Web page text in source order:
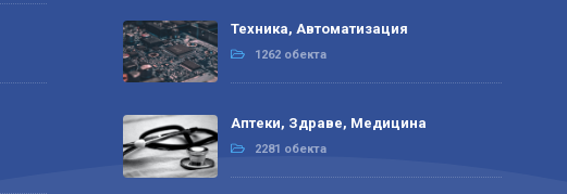
Техника, Автоматизация
1262 обекта
Аптеки, Здраве, Медицина
2281 обекта